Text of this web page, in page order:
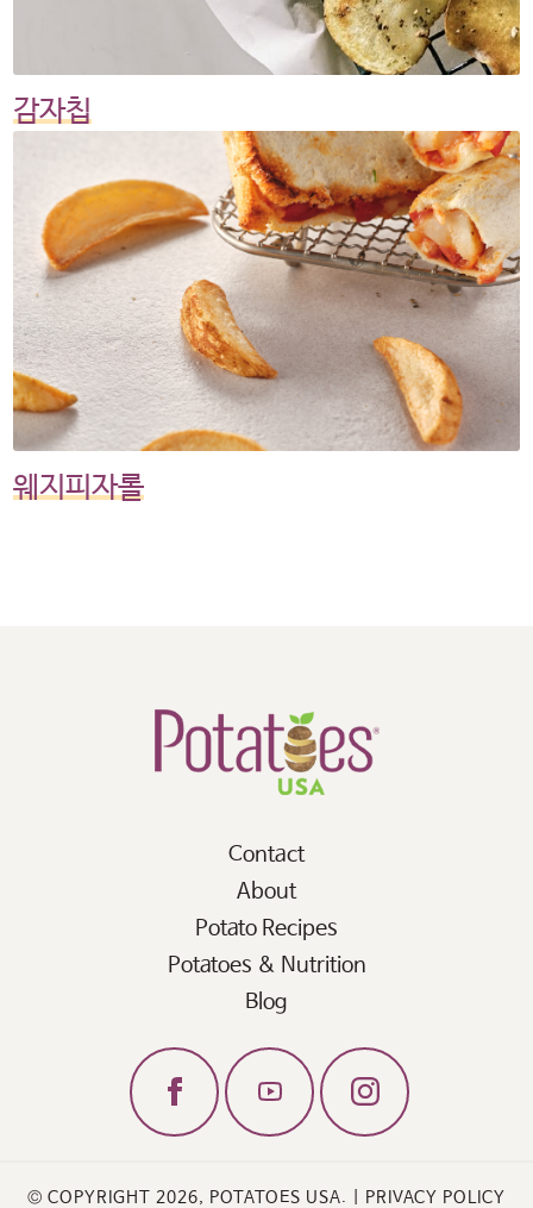
감자칩
웨지피자롤
Contact
About
Potato Recipes
Potatoes & Nutrition
Blog
© COPYRIGHT 2026, POTATOES USA. | PRIVACY POLICY